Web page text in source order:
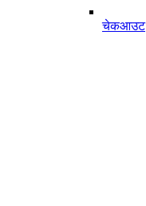
चेकआउट